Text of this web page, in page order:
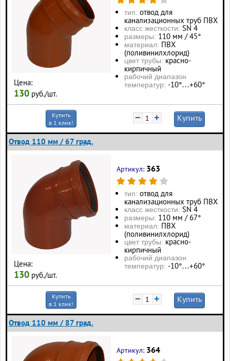
Цена:
130 руб./шт.
тип: отвод для
канализационных труб ПВХ
класс жесткости: SN 4
размеры: 110 мм / 45°
материал: ПВХ
(поливинилхлорид)
цвет трубы: красно-
кирпичный
рабочий диапазон
температур: -10°…+60°
Купить
в 1 клик!
− + Купить
Отвод 110 мм / 67 град.
Цена:
130 руб./шт.
Артикул: 363
тип: отвод для
канализационных труб ПВХ
класс жесткости: SN 4
размеры: 110 мм / 67°
материал: ПВХ
(поливинилхлорид)
цвет трубы: красно-
кирпичный
рабочий диапазон
температур: -10°…+60°
Купить
в 1 клик!
− + Купить
Отвод 110 мм / 87 град.
Артикул: 364